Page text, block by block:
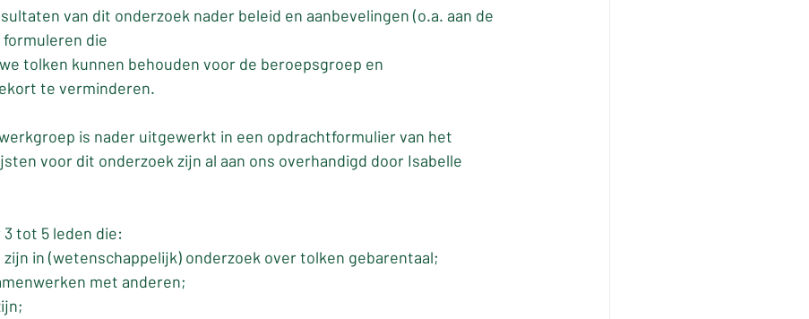
van dit onderzoek nader beleid en aanbevelingen (o.a. aan de
die
tolken kunnen behouden voor de beroepsgroep en
te verminderen.
is nader uitgewerkt in een opdrachtformulier van het
voor dit onderzoek zijn al aan ons overhandigd door Isabelle
3 tot 5 leden die:
in (wetenschappelijk) onderzoek over tolken gebarentaal;
met anderen;